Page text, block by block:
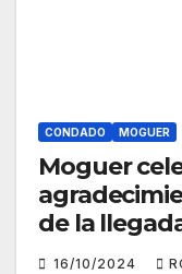
CONDADO MOGUER
Moguer
de la
Hermanas
16/10/2024